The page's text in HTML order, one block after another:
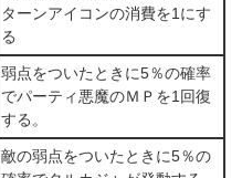
ターンアイコンの消費を1にす
る
弱点をついたときに5％の確率
でパーティ悪魔のＭＰを1回復
する。
敵の弱点をついたときに5％の